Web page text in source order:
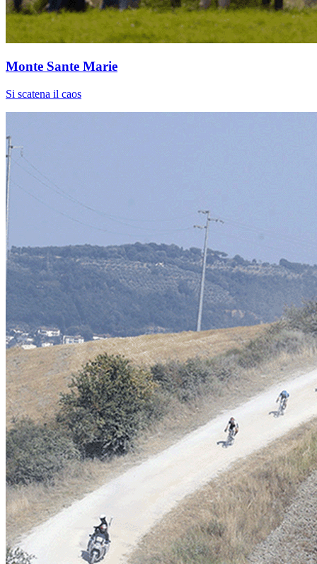
Monte Sante Marie
Si scatena il caos